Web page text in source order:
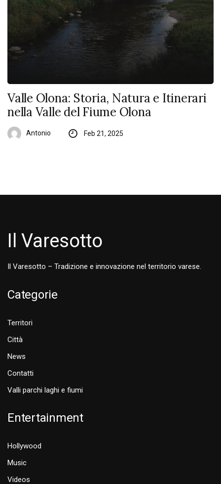
Valle Olona: Storia, Natura e Itinerari
nella Valle del Fiume Olona
Antonio Feb 21, 2025
Il Varesotto
Il Varesotto – Tradizione e innovazione nel territorio varese.
Categorie
Territori
Città
News
Contatti
Valli parchi laghi e fiumi
Entertainment
Hollywood
Music
Videos